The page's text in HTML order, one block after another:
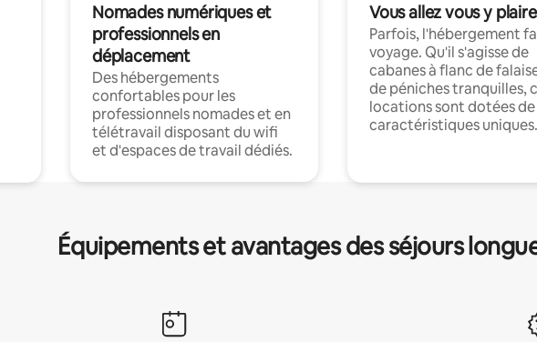
Nomades numériques et
professionnels en
déplacement
Des hébergements
confortables pour les
professionnels nomades et en
télétravail disposant du wifi
et d'espaces de travail dédiés.
Vous allez vous y plaire
Parfois, l'hébergement
voyage. Qu'il s'agisse de
cabanes à flanc de
de péniches tranquilles,
locations sont dotées de
caractéristiques uniques.
Équipements et avantages des séjours